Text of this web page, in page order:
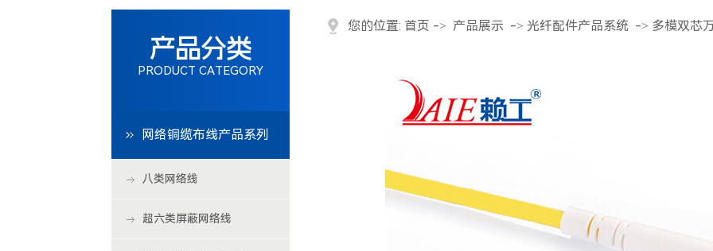
特色产品系列
门禁系统
产品分类
PRODUCT CATEGORY
网络铜缆布线产品系列
八类网络线
超六类屏蔽网络线
您的位置: 首页 -> 产品展示 -> 光纤配件产品系统-> 多模双芯